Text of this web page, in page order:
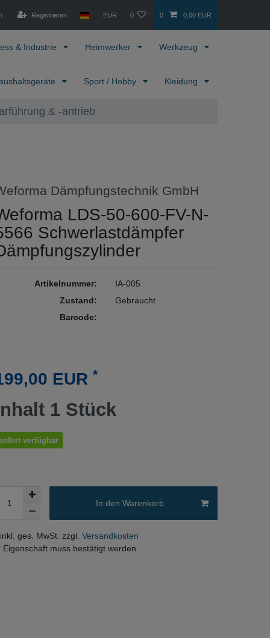
Registrieren EUR 0 0 0,00 EUR
& Industrie Heimwerker Werkzeug
Sport / Hobby Kleidung
& -antrieb
Dämpfungstechnik GmbH
LDS-50-600-FV-N-
Schwerlastdämpfer
Artikelnummer:
Zustand:
Barcode:
IA-005
Gebraucht
EUR *
1 Stück
verfügbar
In den Warenkorb
ges. MwSt. zzgl. Versandkosten
Eigenschaft muss bestätigt werden